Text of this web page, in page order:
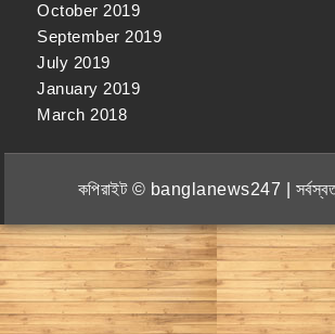
October 2019
September 2019
July 2019
January 2019
March 2018
কপিরাইট © banglanews247 | সর্বস্বত্ব